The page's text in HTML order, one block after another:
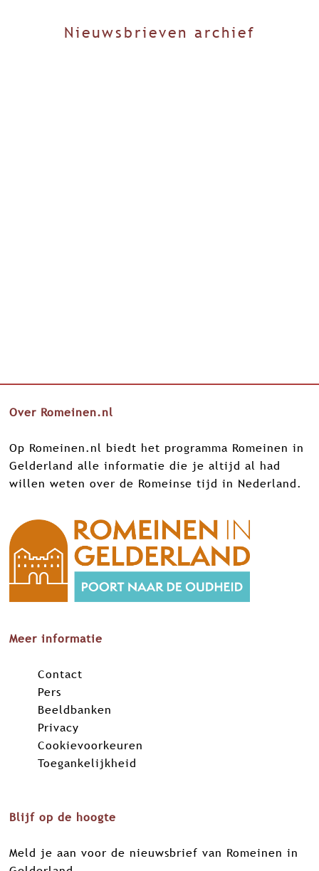
Nieuwsbrieven archief
Over Romeinen.nl
Op Romeinen.nl biedt het programma Romeinen in
Gelderland alle informatie die je altijd al had
willen weten over de Romeinse tijd in Nederland.
Meer informatie
Contact
Pers
Beeldbanken
Privacy
Cookievoorkeuren
Toegankelijkheid
Blijf op de hoogte
Meld je aan voor de nieuwsbrief van Romeinen in